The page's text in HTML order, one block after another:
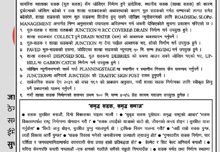
जानकी न्यूज नेटवर्क
ठेगाना: लक्ष्मीनियाँ -७, मधेश प्रदेश
सम्पर्क नं. : +977-9844100829
ईमेल:Madheshtopnews@gmail.com
सुचना विभाग दर्ता नं. २५४०/२०७७/७८